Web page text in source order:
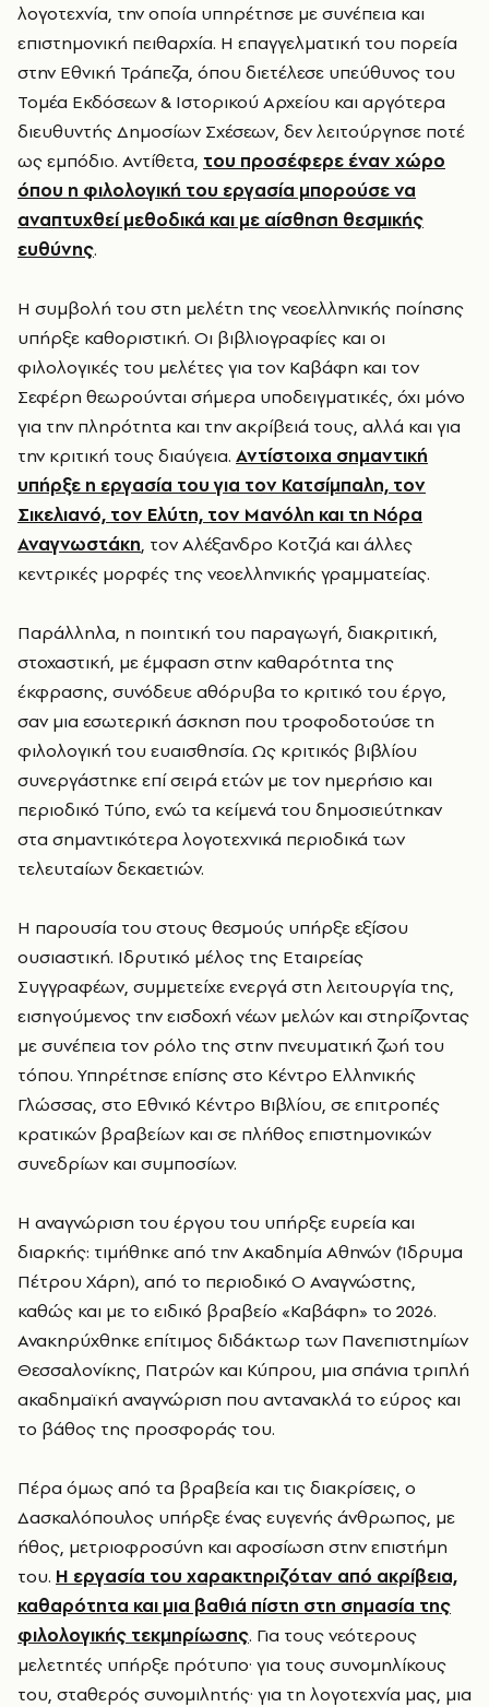
λογοτεχνία, την οποία υπηρέτησε με συνέπεια και
επιστημονική πειθαρχία. Η επαγγελματική του πορεία
στην Εθνική Τράπεζα, όπου διετέλεσε υπεύθυνος του
Τομέα Εκδόσεων & Ιστορικού Αρχείου και αργότερα
διευθυντής Δημοσίων Σχέσεων, δεν λειτούργησε ποτέ
ως εμπόδιο. Αντίθετα, του προσέφερε έναν χώρο
όπου η φιλολογική του εργασία μπορούσε να
αναπτυχθεί μεθοδικά και με αίσθηση θεσμικής
ευθύνης.
Η συμβολή του στη μελέτη της νεοελληνικής ποίησης
υπήρξε καθοριστική. Οι βιβλιογραφίες και οι
φιλολογικές του μελέτες για τον Καβάφη και τον
Σεφέρη θεωρούνται σήμερα υποδειγματικές, όχι μόνο
για την πληρότητα και την ακρίβειά τους, αλλά και για
την κριτική τους διαύγεια. Αντίστοιχα σημαντική
υπήρξε η εργασία του για τον Κατσίμπαλη, τον
Σικελιανό, τον Ελύτη, τον Μανόλη και τη Νόρα
Αναγνωστάκη, τον Αλέξανδρο Κοτζιά και άλλες
κεντρικές μορφές της νεοελληνικής γραμματείας.
Παράλληλα, η ποιητική του παραγωγή, διακριτική,
στοχαστική, με έμφαση στην καθαρότητα της
έκφρασης, συνόδευε αθόρυβα το κριτικό του έργο,
σαν μια εσωτερική άσκηση που τροφοδοτούσε τη
φιλολογική του ευαισθησία. Ως κριτικός βιβλίου
συνεργάστηκε επί σειρά ετών με τον ημερήσιο και
περιοδικό Τύπο, ενώ τα κείμενά του δημοσιεύτηκαν
στα σημαντικότερα λογοτεχνικά περιοδικά των
τελευταίων δεκαετιών.
Η παρουσία του στους θεσμούς υπήρξε εξίσου
ουσιαστική. Ιδρυτικό μέλος της Εταιρείας
Συγγραφέων, συμμετείχε ενεργά στη λειτουργία της,
εισηγούμενος την εισδοχή νέων μελών και στηρίζοντας
με συνέπεια τον ρόλο της στην πνευματική ζωή του
τόπου. Υπηρέτησε επίσης στο Κέντρο Ελληνικής
Γλώσσας, στο Εθνικό Κέντρο Βιβλίου, σε επιτροπές
κρατικών βραβείων και σε πλήθος επιστημονικών
συνεδρίων και συμποσίων.
Η αναγνώριση του έργου του υπήρξε ευρεία και
διαρκής: τιμήθηκε από την Ακαδημία Αθηνών (Ίδρυμα
Πέτρου Χάρη), από το περιοδικό Ο Αναγνώστης,
καθώς και με το ειδικό βραβείο «Καβάφη» το 2026.
Ανακηρύχθηκε επίτιμος διδάκτωρ των Πανεπιστημίων
Θεσσαλονίκης, Πατρών και Κύπρου, μια σπάνια τριπλή
ακαδημαϊκή αναγνώριση που αντανακλά το εύρος και
το βάθος της προσφοράς του.
Πέρα όμως από τα βραβεία και τις διακρίσεις, ο
Δασκαλόπουλος υπήρξε ένας ευγενής άνθρωπος, με
ήθος, μετριοφροσύνη και αφοσίωση στην επιστήμη
του. Η εργασία του χαρακτηριζόταν από ακρίβεια,
καθαρότητα και μια βαθιά πίστη στη σημασία της
φιλολογικής τεκμηρίωσης. Για τους νεότερους
μελετητές υπήρξε πρότυπο· για τους συνομηλίκους
του, σταθερός συνομιλητής· για τη λογοτεχνία μας, μια